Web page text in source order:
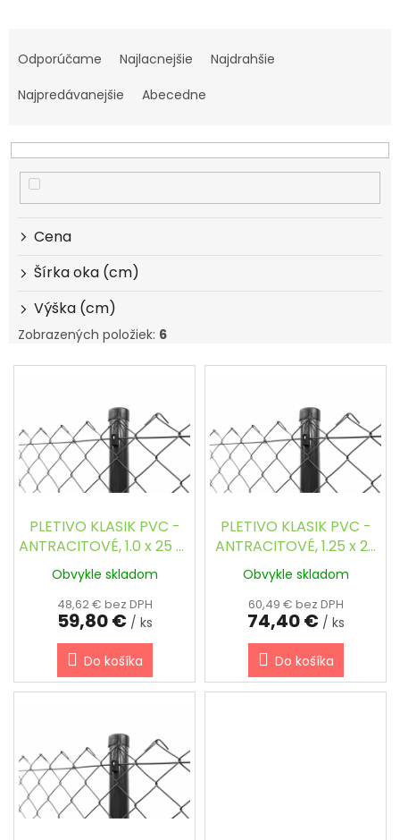
a
e
i
e
p
Odporúčame Najlacnejšie
Najdrahšie
Najpredávanejšie
Abecedne
Cena
Šírka oka (cm)
Výška (cm)
Zobrazených položiek: 6
V
p
PLETIVO KLASIK PVC -
ANTRACITOVÉ, 1.0 x 25 m
/ 53 x 53 / 2.5 mm
Obvykle skladom
48,62 € bez DPH
59,80 € / ks
Do košíka
PLETIVO KLASIK PVC -
ANTRACITOVÉ, 1.25 x 25
m / 53 x 53 / 2.5 mm
Obvykle skladom
60,49 € bez DPH
74,40 € / ks
Do košíka